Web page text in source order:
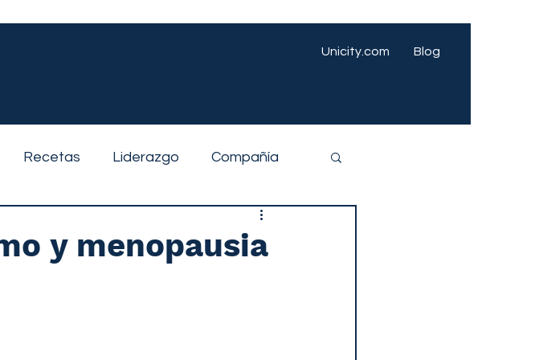
Unicity.com Blog
Recetas Liderazgo Compañía
y menopausia